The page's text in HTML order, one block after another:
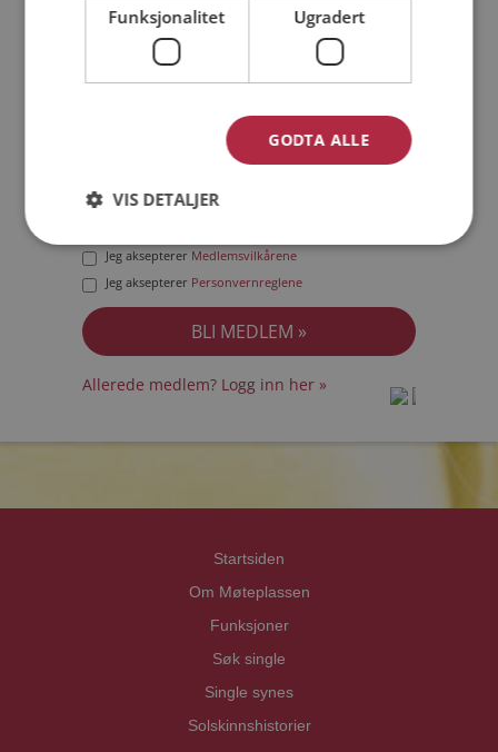
Min alder:
Jeg aksepterer Medlemsvilkårene
Jeg aksepterer Personvernreglene
Allerede medlem? Logg inn her »
Startsiden
Om Møteplassen
Funksjoner
Søk single
Single synes
Solskinnshistorier
Funksjonalitet Ugradert
GODTA ALLE
VIS DETALJER